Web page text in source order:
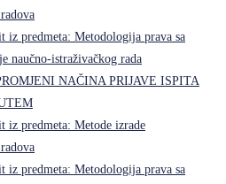
iz predmeta: Metodologija prava sa
naučno-istraživačkog rada
NAČINA PRIJAVE ISPITA
iz predmeta: Metode izrade
iz predmeta: Metodologija prava sa